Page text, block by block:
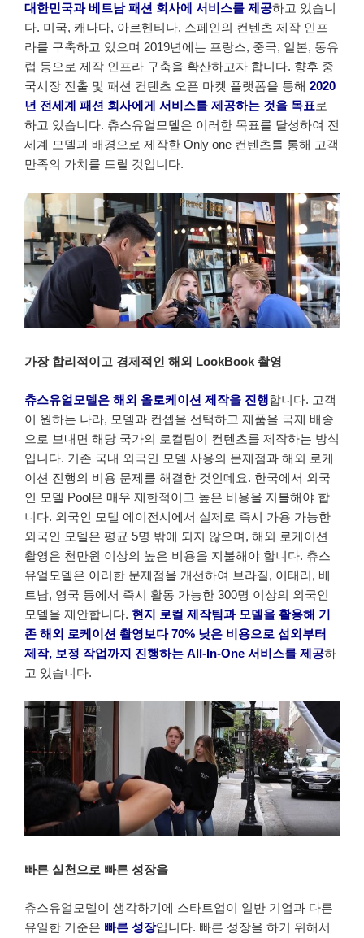
대한민국과 베트남 패션 회사에 서비스를 제공하고 있습니
다. 미국, 캐나다, 아르헨티나, 스페인의 컨텐츠 제작 인프
라를 구축하고 있으며 2019년에는 프랑스, 중국, 일본, 동유
럽 등으로 제작 인프라 구축을 확산하고자 합니다. 향후 중
국시장 진출 및 패션 컨텐츠 오픈 마켓 플랫폼을 통해 2020
년 전세계 패션 회사에게 서비스를 제공하는 것을 목표로
하고 있습니다. 츄스유얼모델은 이러한 목표를 달성하여 전
세계 모델과 배경으로 제작한 Only one 컨텐츠를 통해 고객
만족의 가치를 드릴 것입니다.
가장 합리적이고 경제적인 해외 LookBook 촬영
츄스유얼모델은 해외 올로케이션 제작을 진행합니다. 고객
이 원하는 나라, 모델과 컨셉을 선택하고 제품을 국제 배송
으로 보내면 해당 국가의 로컬팀이 컨텐츠를 제작하는 방식
입니다. 기존 국내 외국인 모델 사용의 문제점과 해외 로케
이션 진행의 비용 문제를 해결한 것인데요. 한국에서 외국
인 모델 Pool은 매우 제한적이고 높은 비용을 지불해야 합
니다. 외국인 모델 에이전시에서 실제로 즉시 가용 가능한
외국인 모델은 평균 5명 밖에 되지 않으며, 해외 로케이션
촬영은 천만원 이상의 높은 비용을 지불해야 합니다. 츄스
유얼모델은 이러한 문제점을 개선하여 브라질, 이태리, 베
트남, 영국 등에서 즉시 활동 가능한 300명 이상의 외국인
모델을 제안합니다. 현지 로컬 제작팀과 모델을 활용해 기
존 해외 로케이션 촬영보다 70% 낮은 비용으로 섭외부터
제작, 보정 작업까지 진행하는 All-In-One 서비스를 제공하
고 있습니다.
빠른 실천으로 빠른 성장을
츄스유얼모델이 생각하기에 스타트업이 일반 기업과 다른
유일한 기준은 빠른 성장입니다. 빠른 성장을 하기 위해서